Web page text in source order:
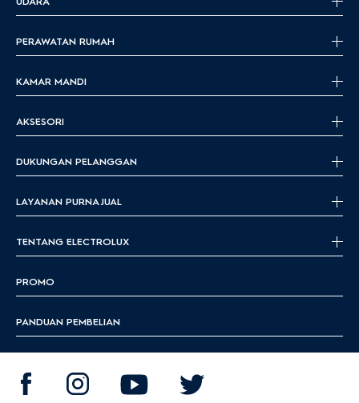
PERAWATAN RUMAH
KAMAR MANDI
AKSESORI
DUKUNGAN PELANGGAN
LAYANAN PURNA JUAL
TENTANG ELECTROLUX
PROMO
PANDUAN PEMBELIAN